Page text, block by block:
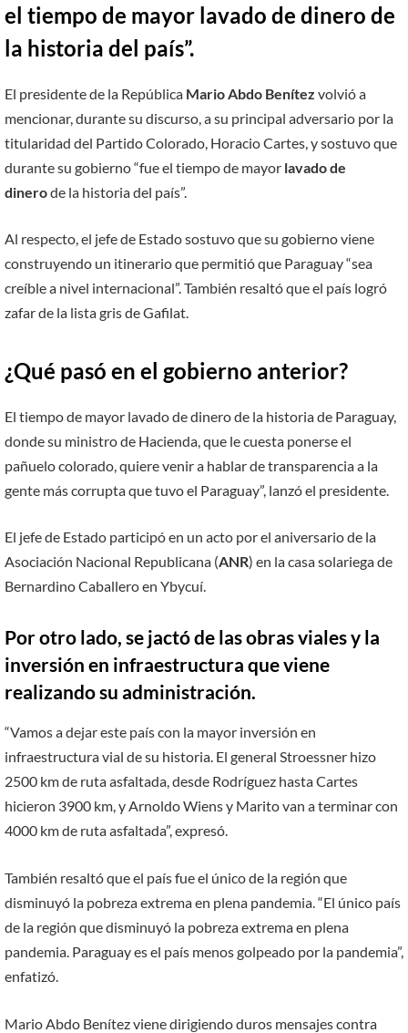
el tiempo de mayor lavado de dinero de
la historia del país”.
El presidente de la República Mario Abdo Benítez volvió a
mencionar, durante su discurso, a su principal adversario por la
titularidad del Partido Colorado, Horacio Cartes, y sostuvo que
durante su gobierno “fue el tiempo de mayor lavado de
dinerode la historia del país”.
Al respecto, el jefe de Estado sostuvo que su gobierno viene
construyendo un itinerario que permitió que Paraguay “sea
creíble a nivel internacional”. También resaltó que el país logró
zafar de la lista gris de Gafilat.
¿Qué pasó en el gobierno anterior?
El tiempo de mayor lavado de dinero de la historia de Paraguay,
donde su ministro de Hacienda, que le cuesta ponerse el
pañuelo colorado, quiere venir a hablar de transparencia a la
gente más corrupta que tuvo el Paraguay”, lanzó el presidente.
El jefe de Estado participó en un acto por el aniversario de la
Asociación Nacional Republicana (ANR) en la casa solariega de
Bernardino Caballero en Ybycuí.
Por otro lado, se jactó de las obras viales y la
inversión en infraestructura que viene
realizando su administración.
“Vamos a dejar este país con la mayor inversión en
infraestructura vial de su historia. El general Stroessner hizo
2500 km de ruta asfaltada, desde Rodríguez hasta Cartes
hicieron 3900 km, y Arnoldo Wiens y Marito van a terminar con
4000 km de ruta asfaltada”, expresó.
También resaltó que el país fue el único de la región que
disminuyó la pobreza extrema en plena pandemia. “El único país
de la región que disminuyó la pobreza extrema en plena
pandemia. Paraguay es el país menos golpeado por la pandemia”,
enfatizó.
Mario Abdo Benítez viene dirigiendo duros mensajes contra